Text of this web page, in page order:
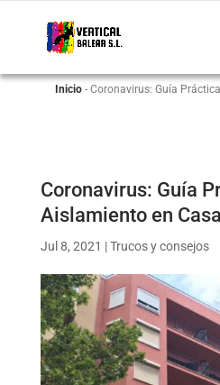
Inicio -Coronavirus: Guía
Coronavirus: Guía
Aislamiento en
Jul 8, 2021 |Trucos y consejos